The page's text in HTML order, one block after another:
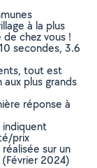
à la plus
chez vous !
secondes, 3.6
tout est
plus grands
réponse à
indiquent
prix
sur un
2024)